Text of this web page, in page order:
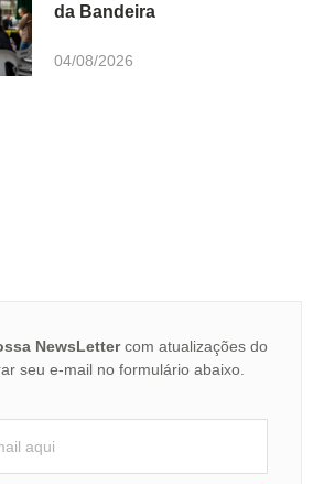
da Bandeira
04/08/2026
NewsLettercom atualizações do
seu e-mail no formulário abaixo.